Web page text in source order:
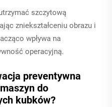
szczytową
zniekształceniu obrazu i
wpływa na
operacyjną.
preventywna
do
kubków?